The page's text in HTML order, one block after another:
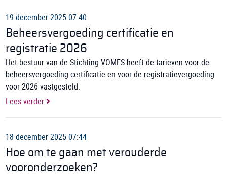
19 december 2025 07:40
Beheersvergoeding certificatie en
registratie 2026
Het bestuur van de Stichting VOMES heeft de tarieven voor de
beheersvergoeding certificatie en voor de registratievergoeding
voor 2026 vastgesteld.
Lees verder
18 december 2025 07:44
Hoe om te gaan met verouderde
vooronderzoeken?